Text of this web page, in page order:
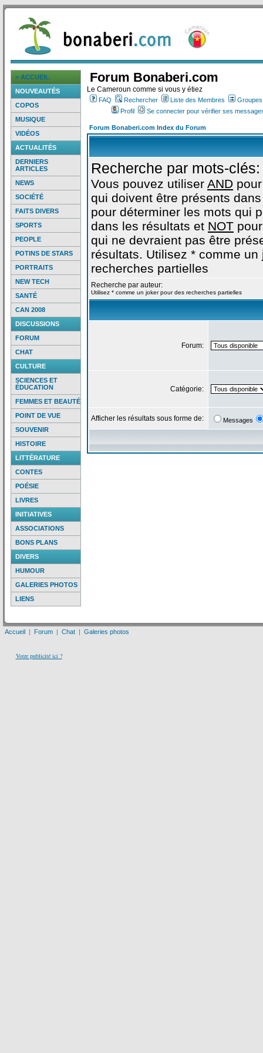
> ACCUEIL
NOUVEAUTÉS
COPOS
MUSIQUE
VIDÉOS
ACTUALITÉS
DERNIERS
ARTICLES
NEWS
SOCIÉTÉ
FAITS DIVERS
SPORTS
PEOPLE
POTINS DE STARS
PORTRAITS
NEW TECH
SANTÉ
CAN 2008
DISCUSSIONS
FORUM
CHAT
CULTURE
SCIENCES ET
ÉDUCATION
FEMMES ET BEAUTÉ
POINT DE VUE
SOUVENIR
HISTOIRE
LITTÉRATURE
CONTES
POÉSIE
LIVRES
INITIATIVES
ASSOCIATIONS
BONS PLANS
DIVERS
HUMOUR
GALERIES PHOTOS
LIENS
Forum Bonaberi.com
Le Cameroun comme si vous y étiez
FAQ Rechercher Liste des Membres
Profil
Se connecter pour vérifier ses
Forum Bonaberi.com Index du Forum
Recherche par mots-clés:
Vous pouvez utiliser AND
qui doivent être présents
pour déterminer les mots qui
dans les résultats et NOT
qui ne devraient pas être
résultats. Utilisez * comme un
recherches partielles
Recherche par auteur:
Utilisez * comme un joker pour des recherches partielles
Forum:
Catégorie:
Afficher les résultats sous forme de: Messages
Accueil | Forum | Chat | Galeries photos
Votre publicité ici ?